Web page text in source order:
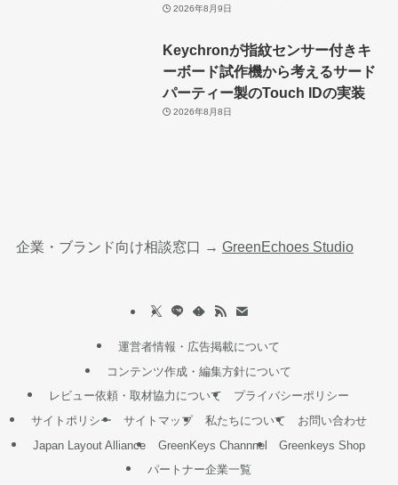
2026年8月9日
Keychronが指紋センサー付きキ
ーボード試作機から考えるサード
パーティー製のTouch IDの実装
2026年8月8日
企業・ブランド向け相談窓口 → GreenEchoes Studio
運営者情報・広告掲載について
コンテンツ作成・編集方針について
レビュー依頼・取材協力について
プライバシーポリシー
サイトポリシー
サイトマップ 私たちについて
お問い合わせ
Japan Layout Alliance
GreenKeys Channnel
Greenkeys Shop
パートナー企業一覧